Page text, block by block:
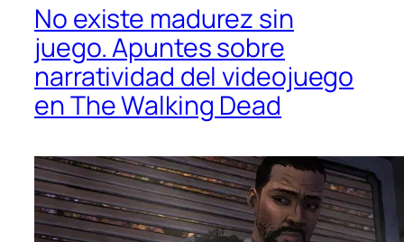
No existe madurez sin
juego. Apuntes sobre
narratividad del videojuego
en The Walking Dead